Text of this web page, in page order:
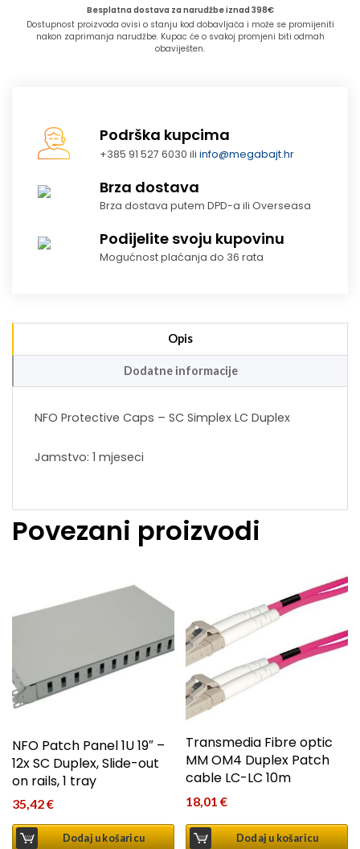
Besplatna dostava za narudžbe iznad 398€
Dostupnost proizvoda ovisi o stanju kod dobavljača i može se promijeniti
nakon zaprimanja narudžbe. Kupac će o svakoj promjeni biti odmah
obaviješten.
Podrška kupcima
+385 91 527 6030 iliinfo@megabajt.hr
Brza dostava
Brza dostava putem DPD-a ili Overseasa
Podijelite svoju kupovinu
Mogućnost plaćanja do 36 rata
Opis
Dodatne informacije
NFO Protective Caps – SC Simplex LC Duplex
Jamstvo: 1 mjeseci
Povezani proizvodi
NFO Patch Panel 1U 19″ –
12x SC Duplex, Slide-out
on rails, 1 tray
35,42€
Dodaj u košaricu
Transmedia Fibre optic
MM OM4 Duplex Patch
cable LC-LC 10m
18,01€
Dodaj u košaricu